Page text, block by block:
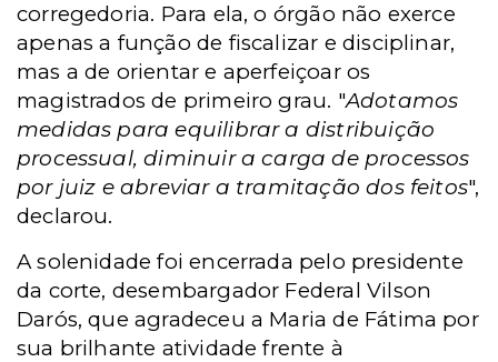
corregedoria. Para ela, o órgão não exerce
apenas a função de fiscalizar e disciplinar,
mas a de orientar e aperfeiçoar os
magistrados de primeiro grau. "Adotamos
medidas para equilibrar a distribuição
processual, diminuir a carga de processos
por juiz e abreviar a tramitação dos feitos",
declarou.
A solenidade foi encerrada pelo presidente
da corte, desembargador Federal Vilson
Darós, que agradeceu a Maria de Fátima por
sua brilhante atividade frente à